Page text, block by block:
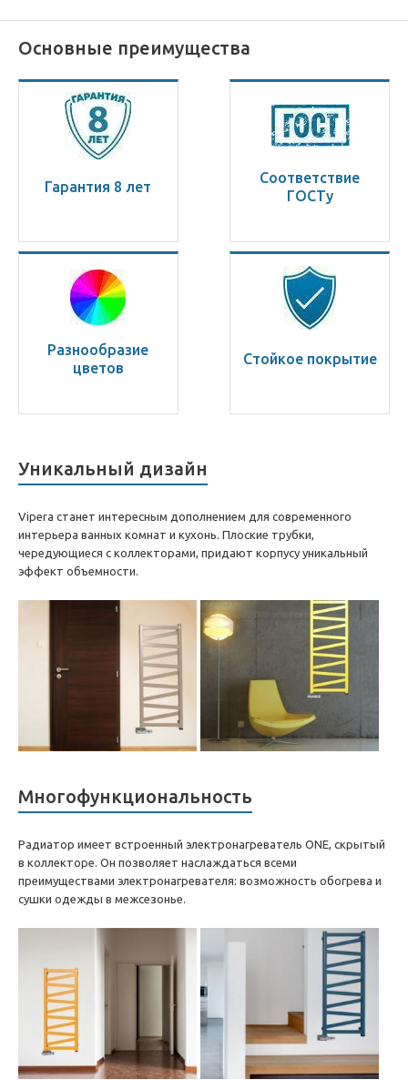
Основные преимущества
Гарантия 8 лет
Соответствие
ГОСТу
Разнообразие
цветов
Стойкое покрытие
Уникальный дизайн
Vipera станет интересным дополнением для современного
интерьера ванных комнат и кухонь. Плоские трубки,
чередующиеся с коллекторами, придают корпусу уникальный
эффект объемности.
Многофункциональность
Радиатор имеет встроенный электронагреватель ONE, скрытый
в коллекторе. Он позволяет наслаждаться всеми
преимуществами электронагревателя: возможность обогрева и
сушки одежды в межсезонье.